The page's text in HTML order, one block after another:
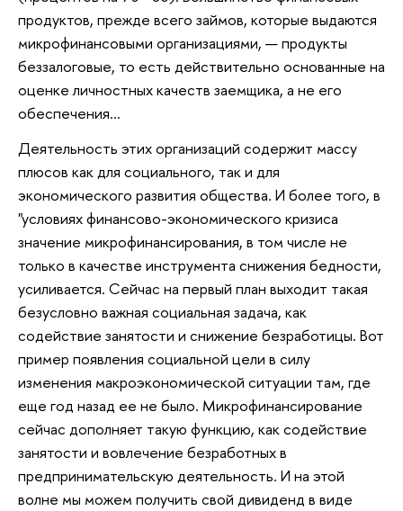
продуктов, прежде всего займов, которые выдаются
микрофинансовыми организациями, — продукты
беззалоговые, то есть действительно основанные на
оценке личностных качеств заемщика, а не его
обеспечения…
Деятельность этих организаций содержит массу
плюсов как для социального, так и для
экономического развития общества. И более того, в
"условиях финансово-экономического кризиса
значение микрофинансирования, в том числе не
только в качестве инструмента снижения бедности,
усиливается. Сейчас на первый план выходит такая
безусловно важная социальная задача, как
содействие занятости и снижение безработицы. Вот
пример появления социальной цели в силу
изменения макроэкономической ситуации там, где
еще год назад ее не было. Микрофинансирование
сейчас дополняет такую функцию, как содействие
занятости и вовлечение безработных в
предпринимательскую деятельность. И на этой
волне мы можем получить свой дивиденд в виде